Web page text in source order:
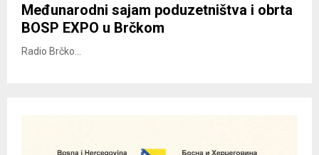
Međunarodni sajam poduzetništva i obrta
BOSP EXPO u Brčkom
Radio Brčko...